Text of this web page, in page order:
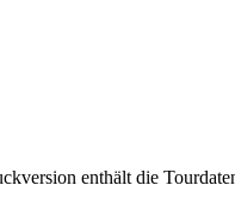
enthält die